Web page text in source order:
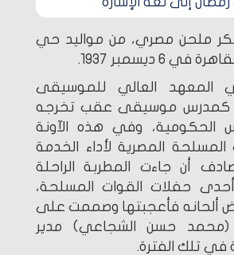
ملحن مصري، من مواليد حي
6 ديسمبر 1937.
المعهد العالي للموسيقى
كمدرس موسيقى عقب تخرجه
الحكومية، وفي هذه الآونة
المسلحة المصرية لأداء الخدمة
أن جاءت المطربة الراحلة
أحدى حفلات القوات المسلحة،
ألحانه فأعجبتها وصممت على
(محمد حسن الشجاعي) مدير
في تلك الفترة.